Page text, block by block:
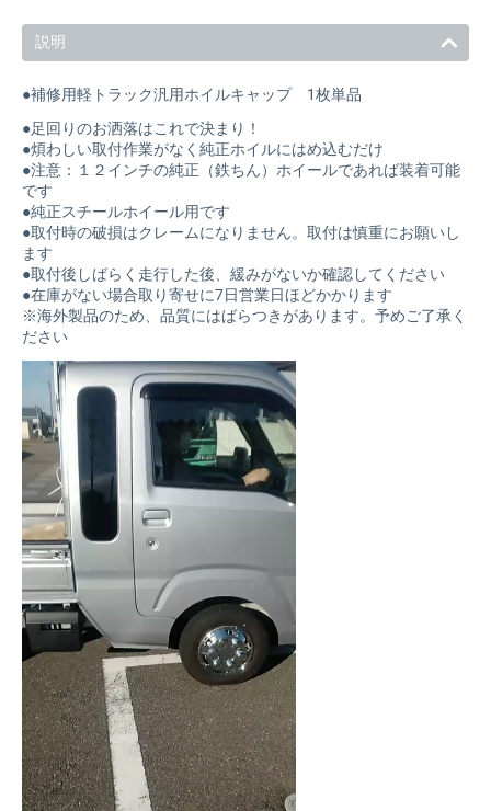
説明
●補修用軽トラック汎用ホイルキャップ 1枚単品
●足回りのお洒落はこれで決まり！
●煩わしい取付作業がなく純正ホイルにはめ込むだけ
●注意：１２インチの純正（鉄ちん）ホイールであれば装着可能
です
●純正スチールホイール用です
●取付時の破損はクレームになりません。取付は慎重にお願いし
ます
●取付後しばらく走行した後、緩みがないか確認してください
●在庫がない場合取り寄せに7日営業日ほどかかります
※海外製品のため、品質にはばらつきがあります。予めご了承く
ださい